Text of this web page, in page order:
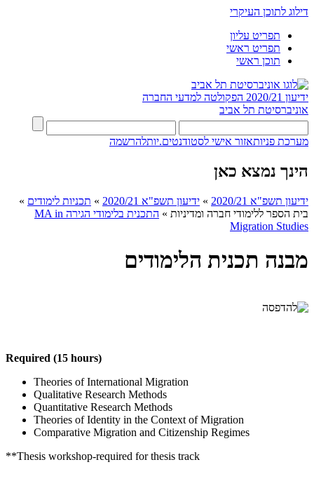
דילוג לתוכן העיקרי
תפריט עליון
תפריט ראשי
תוכן ראשי
ידיעון 2020/21
הפקולטה למדעי החברה
אוניברסיטת תל אביב
מערכת פניותאזור אישי לסטודנטים.יותלהרשמה
הינך נמצא כאן
ידיעון תשפ"א 2020/21 » ידיעון תשפ"א 2020/21 » תכניות לימודים »
בית הספר ללימודי חברה ומדיניות »
התכנית בלימודי הגירה MA in
Migration Studies​
מבנה תכנית הלימודים
Required (15 hours)
Theories of International Migration
Qualitative Research Methods
Quantitative Research Methods
Theories of Identity in the Context of Migration
Comparative Migration and Citizenship Regimes
**Thesis workshop-required for thesis track